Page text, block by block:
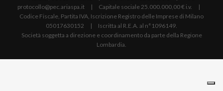
protocollo@pec.ariaspa.it | Capitale sociale 25.000.000,00 € i.v. |
Codice Fiscale, Partita IVA, Iscrizione Registro delle Imprese di Milano
05017630152 | Iscritta al R.E.A. al n°1096149.
Società soggetta a direzione e coordinamento da parte della Regione
Lombardia.